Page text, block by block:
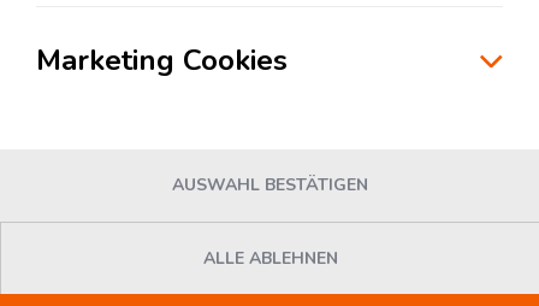
Bislohe
Marketing Cookies
AUSWAHL BESTÄTIGEN
ALLE ABLEHNEN